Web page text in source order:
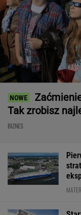
Tak zrobisz
BIZNES